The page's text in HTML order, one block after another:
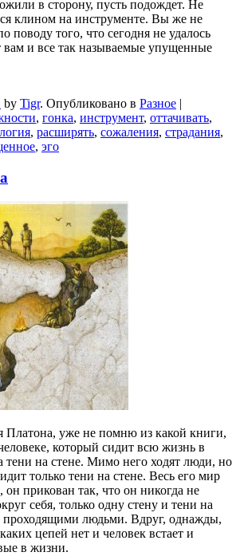
в сторону, пусть подождет. Не
клином на инструменте. Вы же не
поводу того, что сегодня не удалось
и все так называемые упущенные
by Tigr. Опубликовано в Разное |
, гонка, инструмент, оттачивать,
, расширять, сожаления, страдания,
, эго
Платона, уже не помню из какой книги,
который сидит всю жизнь в
тени на стене. Мимо него ходят люди, но
только тени на стене. Весь его мир
прикован так, что он никогда не
себя, только одну стену и тени на
проходящими людьми. Вдруг, однажды,
цепей нет и человек встает и
в жизни.